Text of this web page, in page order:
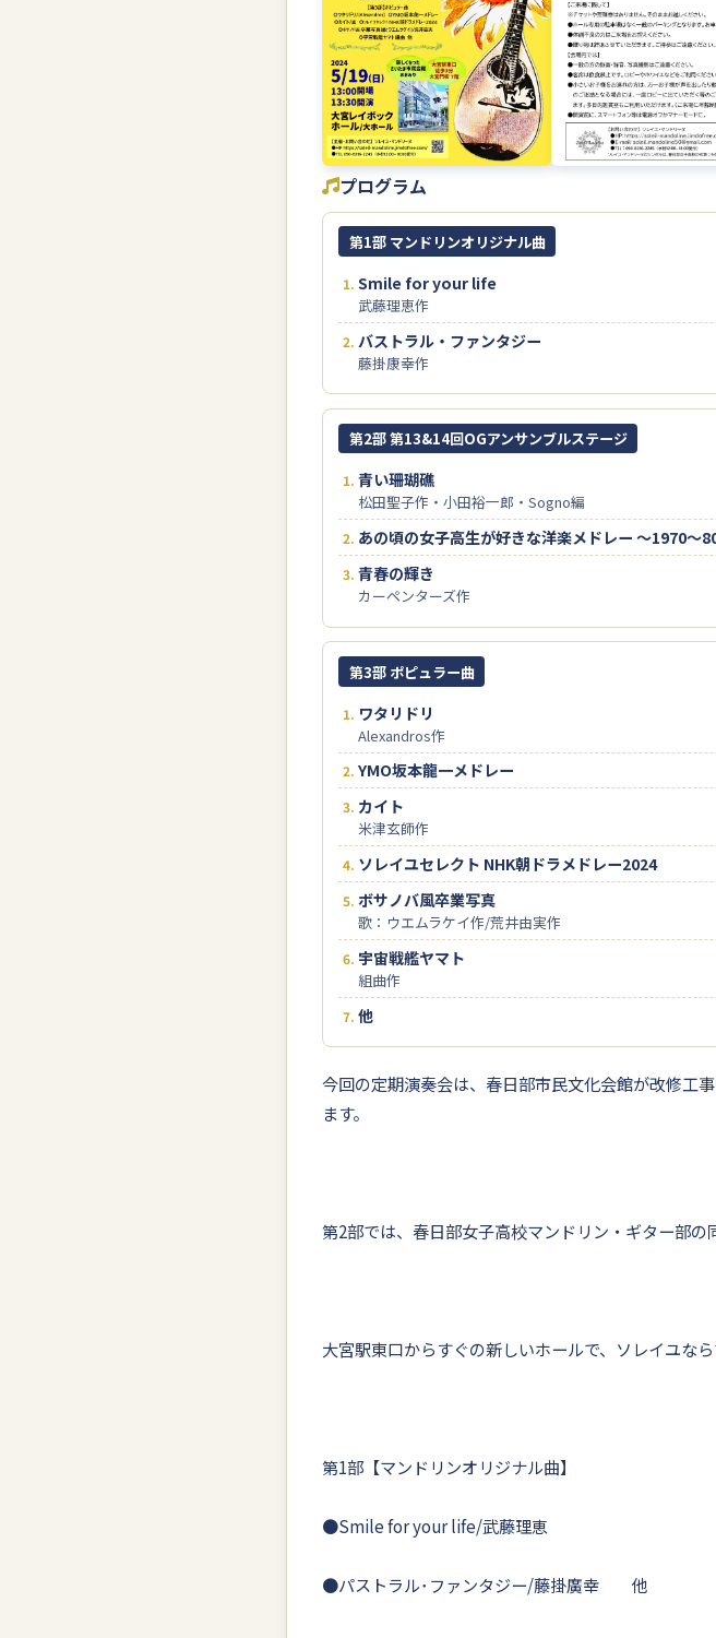
プログラム
第1部 マンドリンオリジナル曲
Smile for your life
武藤理恵作
バストラル・ファンタジー
藤掛康幸作
第2部 第13&14回OGアンサンブルステージ
青い珊瑚礁
松田聖子作・小田裕一郎・Sogno編
あの頃の女子高生が好きな洋楽メドレー ～1970～
青春の輝き
カーペンターズ作
第3部 ポピュラー曲
ワタリドリ
Alexandros作
YMO坂本龍一メドレー
カイト
米津玄師作
ソレイユセレクト NHK朝ドラメドレー2024
ボサノバ風卒業写真
歌：ウエムラケイ作/荒井由実作
宇宙戦艦ヤマト
組曲作
他
今回の定期演奏会は、春日部市民文化会館が改修工
ます。
第2部では、春日部女子高校マンドリン・ギター部の
大宮駅東口からすぐの新しいホールで、ソレイユな
第1部【マンドリンオリジナル曲】
●Smile for your life/武藤理恵
●パストラル･ファンタジー/藤掛廣幸 他